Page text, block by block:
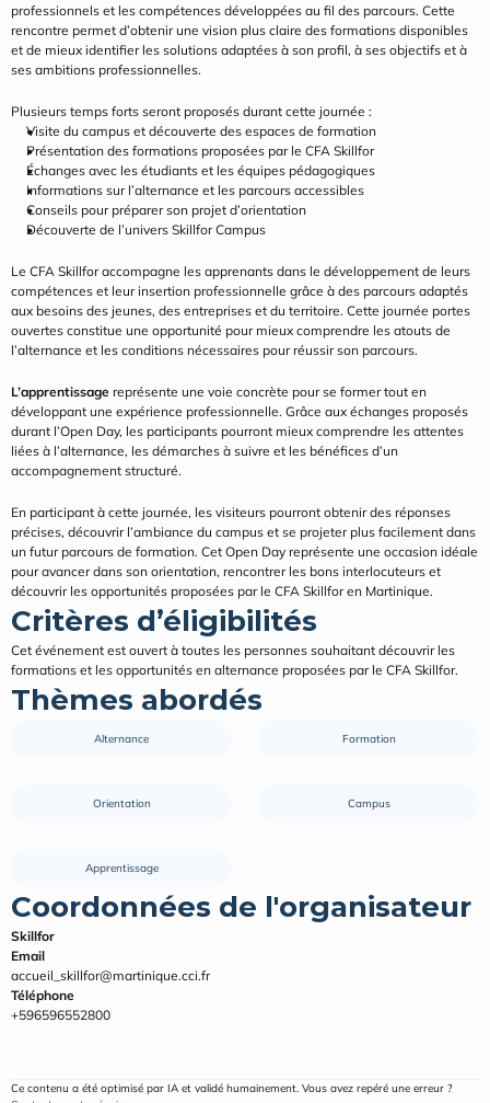
professionnels et les compétences développées au fil des parcours. Cette
rencontre permet d’obtenir une vision plus claire des formations disponibles
et de mieux identifier les solutions adaptées à son profil, à ses objectifs et à
ses ambitions professionnelles.
Plusieurs temps forts seront proposés durant cette journée :
Visite du campus et découverte des espaces de formation
Présentation des formations proposées par le CFA Skillfor
Échanges avec les étudiants et les équipes pédagogiques
Informations sur l’alternance et les parcours accessibles
Conseils pour préparer son projet d’orientation
Découverte de l’univers Skillfor Campus
Le CFA Skillfor accompagne les apprenants dans le développement de leurs
compétences et leur insertion professionnelle grâce à des parcours adaptés
aux besoins des jeunes, des entreprises et du territoire. Cette journée portes
ouvertes constitue une opportunité pour mieux comprendre les atouts de
l’alternance et les conditions nécessaires pour réussir son parcours.
L’apprentissage représente une voie concrète pour se former tout en
développant une expérience professionnelle. Grâce aux échanges proposés
durant l’Open Day, les participants pourront mieux comprendre les attentes
liées à l’alternance, les démarches à suivre et les bénéfices d’un
accompagnement structuré.
En participant à cette journée, les visiteurs pourront obtenir des réponses
précises, découvrir l’ambiance du campus et se projeter plus facilement dans
un futur parcours de formation. Cet Open Day représente une occasion idéale
pour avancer dans son orientation, rencontrer les bons interlocuteurs et
découvrir les opportunités proposées par le CFA Skillfor en Martinique.
Critères d’éligibilités
Cet événement est ouvert à toutes les personnes souhaitant découvrir les
formations et les opportunités en alternance proposées par le CFA Skillfor.
Thèmes abordés
Alternance Formation
Orientation Campus
Apprentissage
Coordonnées de l'organisateur
Skillfor
Email
accueil_skillfor@martinique.cci.fr
Téléphone
+596596552800